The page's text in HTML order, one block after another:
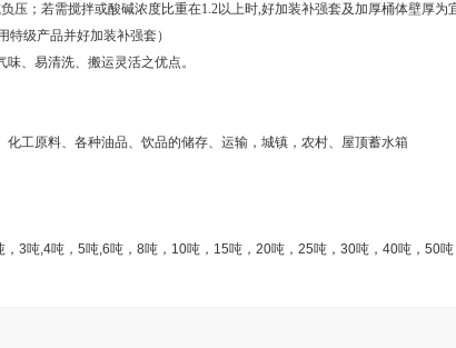
压；若需搅拌或酸碱浓度比重在1.2以上时,好加装补强套及加厚桶体壁厚为
特级产品并好加装补强套）
、易清洗、搬运灵活之优点。
工原料、各种油品、饮品的储存、运输，城镇，农村、屋顶蓄水箱
， 3吨,4吨， 5吨,6吨， 8吨， 10吨， 15吨， 20吨， 25吨， 30吨， 40吨， 50吨